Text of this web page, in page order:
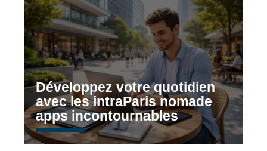
Développez votre quotidien
avec les intraParis nomade
apps incontournables